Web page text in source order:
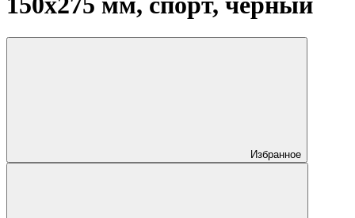
Избранное